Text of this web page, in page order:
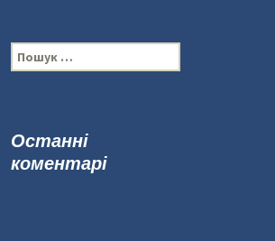
П
о
:Останні
коментарі